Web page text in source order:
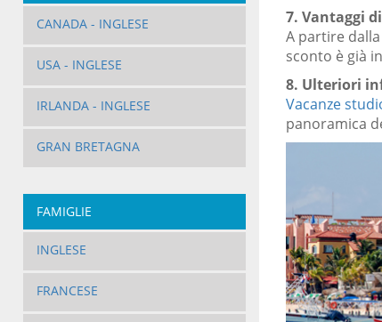
CANADA - INGLESE
USA - INGLESE
IRLANDA - INGLESE
GRAN BRETAGNA
FAMIGLIE
INGLESE
FRANCESE
7. Vantaggi
A partire
sconto è già
8. Ulteriori
Vacanze
panoramica